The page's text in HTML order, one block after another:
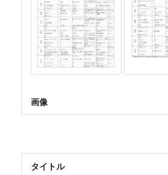
画像
タイトル